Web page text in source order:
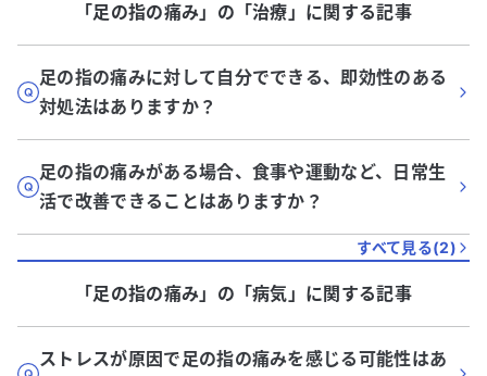
「足の指の痛み」 の「治療 」に関する記事
足の指の痛みに対して自分でできる、即効性のある
対処法はありますか？
足の指の痛みがある場合、食事や運動など、日常生
活で改善できることはありますか？
すべて見る(2)
「足の指の痛み」 の「病気 」に関する記事
ストレスが原因で足の指の痛みを感じる可能性はあ